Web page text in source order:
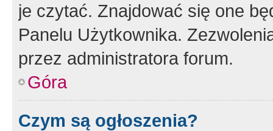
je czytać. Znajdować się one
Panelu Użytkownika.
przez administratora forum.
Góra
Czym są ogłoszenia?